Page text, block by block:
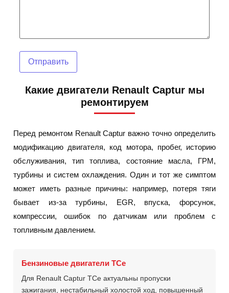
Отправить
Какие двигатели Renault Captur мы
ремонтируем
Перед ремонтом Renault Captur важно точно определить
модификацию двигателя, код мотора, пробег, историю
обслуживания, тип топлива, состояние масла, ГРМ,
турбины и систем охлаждения. Один и тот же симптом
может иметь разные причины: например, потеря тяги
бывает из-за турбины, EGR, впуска, форсунок,
компрессии, ошибок по датчикам или проблем с
топливным давлением.
Бензиновые двигатели TCe
Для Renault Captur TCe актуальны пропуски
зажигания, нестабильный холостой ход, повышенный